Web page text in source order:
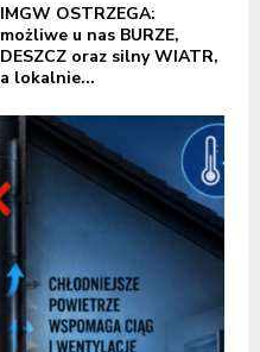
IMGW OSTRZEGA:
możliwe u nas BURZE,
DESZCZ oraz silny WIATR,
a lokalnie...